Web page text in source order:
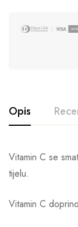
Opis
Vitamin C se
tijelu.
Vitamin C